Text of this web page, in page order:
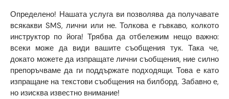
Определено! Нашата услуга ви позволява да получавате
всякакви SMS, лични или не. Толкова е гъвкаво, колкото
инструктор по йога! Трябва да отбележим нещо важно:
всеки може да види вашите съобщения тук. Така че,
докато можете да изпращате лични съобщения, ние силно
препоръчваме да ги поддържате подходящи. Това е като
изпращане на текстови съобщения на билборд. Забавно е,
но изисква известно внимание!